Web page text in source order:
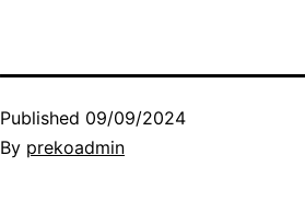
Published 09/09/2024
By prekoadmin